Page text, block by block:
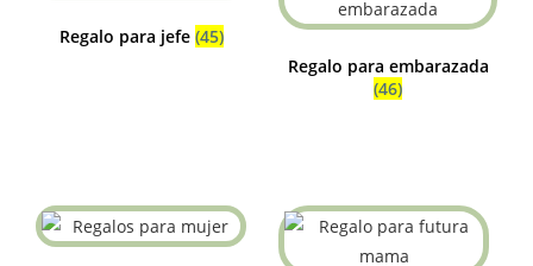
Regalo para jefe (45)
Regalo para embarazada
(46)